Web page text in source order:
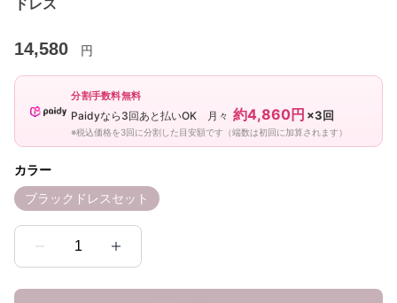
ドレス
14,580 円
分割手数料無料
Paidyなら3回あと払いOK 月々 約4,860円 ×3回
※税込価格を3回に分割した目安額です（端数は初回に加算されます）
カラー
ブラックドレスセット
1